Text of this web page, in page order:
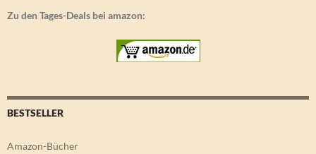
Zu den Tages-Deals bei amazon:
BESTSELLER
Amazon-Bücher